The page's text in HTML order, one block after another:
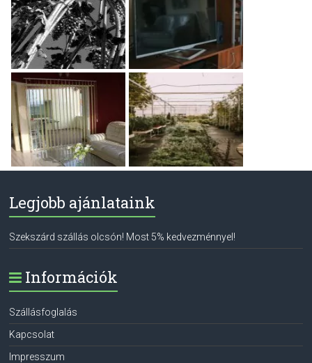
Legjobb ajánlataink
Szekszárd szállás olcsón! Most 5% kedvezménnyel!
Információk
Szállásfoglalás
Kapcsolat
Impresszum